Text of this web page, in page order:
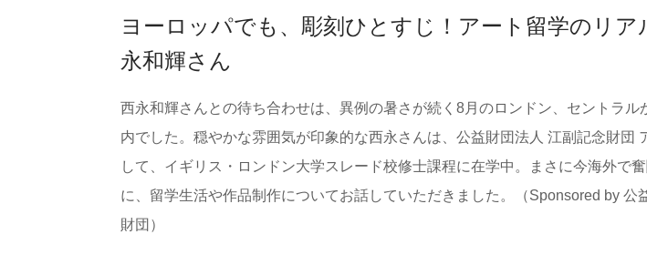
ヨーロッパでも、彫刻ひとすじ！アート留学のリ
永和輝さん
西永和輝さんとの待ち合わせは、異例の暑さが続く8月のロンドン、セントラル
内でした。穏やかな雰囲気が印象的な西永さんは、公益財団法人 江副記念財団
して、イギリス・ロンドン大学スレード校修士課程に在学中。まさに今海外で
に、留学生活や作品制作についてお話していただきました。（Sponsored by 公
財団）